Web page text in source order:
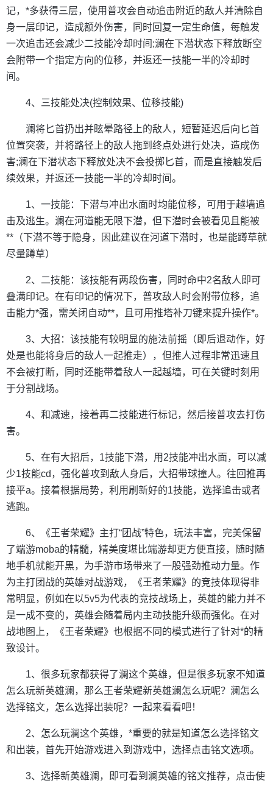
记，*多获得三层，使用普攻会自动追击附近的敌人并清除自
身一层印记，造成额外伤害，同时回复一定生命值，每触发
一次追击还会减少二技能冷却时间;澜在下潜状态下释放断空
会附带一个指定方向的位移，并返还一技能一半的冷却时
间。
4、三技能处决(控制效果、位移技能)
澜将匕首扔出并眩晕路径上的敌人，短暂延迟后向匕首
位置突袭，并将路径上的敌人拖到终点处进行处决，造成伤
害;澜在下潜状态下释放处决不会投掷匕首，而是直接触发后
续效果，并返还一技能一半的冷却时间。
1、一技能：下潜与冲出水面时均能位移，可用于越墙追
击及逃生。澜在河道能无限下潜，但下潜时会被看见且能被
**（下潜不等于隐身，因此建议在河道下潜时，也是能蹲草就
尽量蹲草）
2、二技能：该技能有两段伤害，同时命中2名敌人即可
叠满印记。在有印记的情况下，普攻敌人时会附带位移，追
击能力*强，需关闭自动**，且可用推塔补刀键来提升操作*。
3、大招：该技能有较明显的施法前摇（即后退动作，好
处是也能将身后的敌人一起推走），但推人过程非常迅速且
不会被打断，同时还能带着敌人一起越墙，可在关键时刻用
于分割战场。
4、和减速，接着再二技能进行标记，然后接普攻去打伤
害。
5、在有大招后，1技能下潜，用2技能冲出水面，可以减
少1技能cd，强化普攻到敌人身后，大招带球撞人。往回推再
接平a。接着根据局势，利用刷新好的1技能，选择追击或者
逃跑。
6、《王者荣耀》主打“团战”特色，玩法丰富，完美保留
了端游moba的精髓，精美度堪比端游却更方便直接，随时随
地手机就能开黑，为手游市场带来了一股强劲推动力量。作
为主打团战的英雄对战游戏，《王者荣耀》的竞技体现得非
常明显，例如在以5v5为代表的竞技战场上，英雄的能力并不
是一成不变的，英雄会随着局内主动技能升级而强化。在对
战地图上，《王者荣耀》也根据不同的模式进行了针对*的精
致设计。
1、很多玩家都获得了澜这个英雄，但是很多玩家不知道
怎么玩新英雄澜，那么王者荣耀新英雄澜怎么玩呢？澜怎么
选择铭文，怎么选择出装呢？一起来看看吧！
2、怎么玩澜这个英雄，*重要的就是知道怎么选择铭文
和出装，首先开始游戏进入到游戏中，选择点击铭文选项。
3、选择新英雄澜，即可看到澜英雄的铭文推荐，点击使